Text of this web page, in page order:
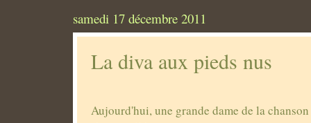
samedi 17 décembre 2011
La diva aux pieds nus
Aujourd'hui, une grande dame de la